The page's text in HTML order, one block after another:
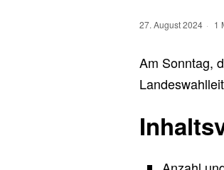
27. August 2024 1
Am Sonntag,